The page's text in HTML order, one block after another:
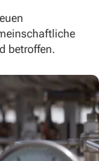
betroffen.